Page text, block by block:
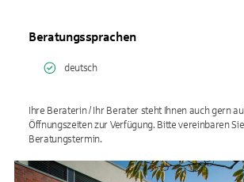
Beratungssprachen
deutsch
Ihre Beraterin / Ihr Berater steht Ihnen auch gern
Öffnungszeiten zur Verfügung. Bitte vereinbaren
Beratungstermin.